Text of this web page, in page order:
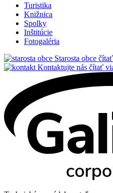
Turistika
Knižnica
Spolky
Inštitúcie
Fotogaléria
Starosta obce
Kontaktujte nás čítať